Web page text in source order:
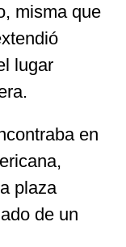
misma que
lugar
en
plaza
de un